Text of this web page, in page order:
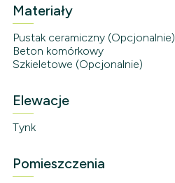
Materiały
Pustak ceramiczny (Opcjonalnie)
Beton komórkowy
Szkieletowe (Opcjonalnie)
Elewacje
Tynk
Pomieszczenia